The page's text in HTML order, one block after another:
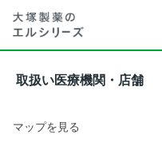
取扱い医療機関・店舗
マップを見る